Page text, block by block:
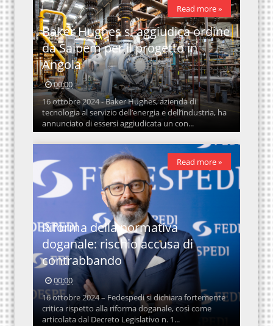
Baker Hughes si aggiudica ordine
da Saipem per il progetto in
Angola
00:00
16 ottobre 2024 - Baker Hughes, azienda di
tecnologia al servizio dell’energia e dell’industria, ha
annunciato di essersi aggiudicata un con...
Read more »
Riforma della normativa
doganale: rischio accusa di
contrabbando
00:00
16 ottobre 2024 – Fedespedi si dichiara fortemente
critica rispetto alla riforma doganale, così come
articolata dal Decreto Legislativo n. 1...
Read more »